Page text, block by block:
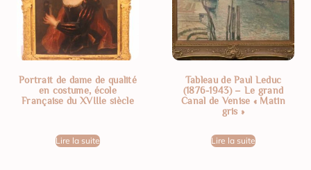
Portrait de dame de qualité
en costume, école
Française du XVIIIe siècle
Lire la suite
Tableau de Paul Leduc
(1876-1943) – Le grand
Canal de Venise « Matin
gris »
Lire la suite